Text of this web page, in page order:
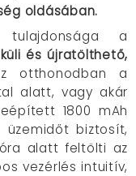
oldásában.
tulajdonsága a
és újratölthető,
otthonodban a
alatt, vagy akár
1800 mAh
biztosít,
alatt feltölti az
vezérlés intuitív,